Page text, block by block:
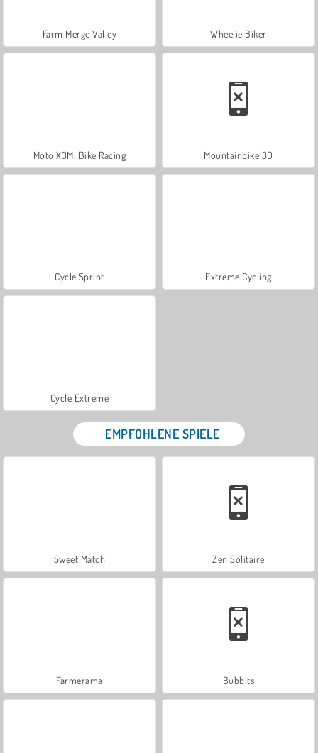
Farm Merge Valley Wheelie Biker
Moto X3M: Bike Racing Mountainbike 3D
Cycle Sprint Extreme Cycling
Cycle Extreme
EMPFOHLENE SPIELE
Sweet Match Zen Solitaire
Farmerama Bubbits